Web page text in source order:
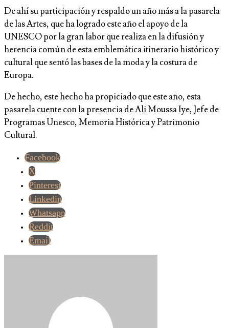
De ahí su participación y respaldo un año más a la pasarela
de las Artes, que ha logrado este año el apoyo de la
UNESCO por la gran labor que realiza en la difusión y
herencia común de esta emblemática itinerario histórico y
cultural que sentó las bases de la moda y la costura de
Europa.
De hecho, este hecho ha propiciado que este año, esta
pasarela cuente con la presencia de Ali Moussa Iye, Jefe de
Programas Unesco, Memoria Histórica y Patrimonio
Cultural.
Facebook
X
Pinterest
Linkedin
Whatsapp
Reddit
Email